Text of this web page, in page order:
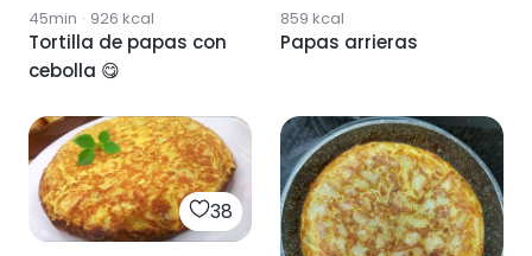
45min · 926 kcal
Tortilla de papas con
cebolla 😋
859 kcal
Papas arrieras
38